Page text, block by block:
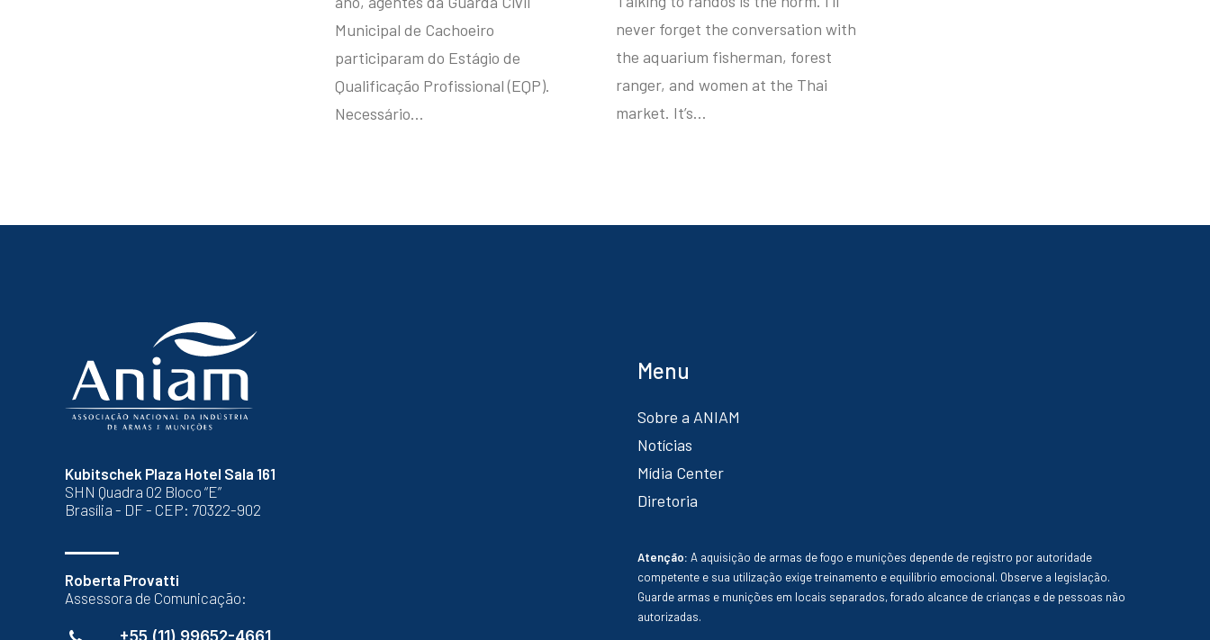
Municipal de Cachoeiro
participaram do Estágio de
Qualificação Profissional (EQP).
Necessário…
never forget the conversation with
the aquarium fisherman, forest
ranger, and women at the Thai
market. It’s…
Kubitschek Plaza Hotel Sala 161
SHN Quadra 02 Bloco “E”
Brasília - DF - CEP: 70322-902
Roberta Provatti
Assessora de Comunicação:
+55 (11) 99652-4661
Menu
Sobre a ANIAM
Notícias
Mídia Center
Diretoria
Atenção: A aquisição de armas de fogo e munições depende de registro por autoridade
competente e sua utilização exige treinamento e equilíbrio emocional. Observe a legislação.
Guarde armas e munições em locais separados, forado alcance de crianças e de pessoas não
autorizadas.